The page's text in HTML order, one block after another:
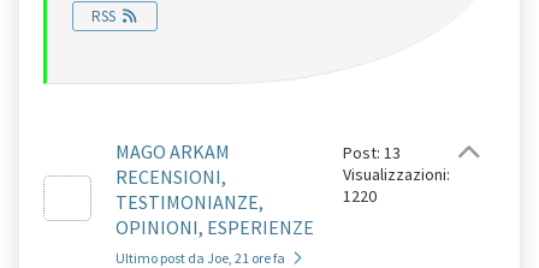
RSS
MAGO ARKAM
RECENSIONI,
TESTIMONIANZE,
OPINIONI, ESPERIENZE
Ultimo post da Joe, 21 ore fa
Post: 13
Visualizzazioni:
1220